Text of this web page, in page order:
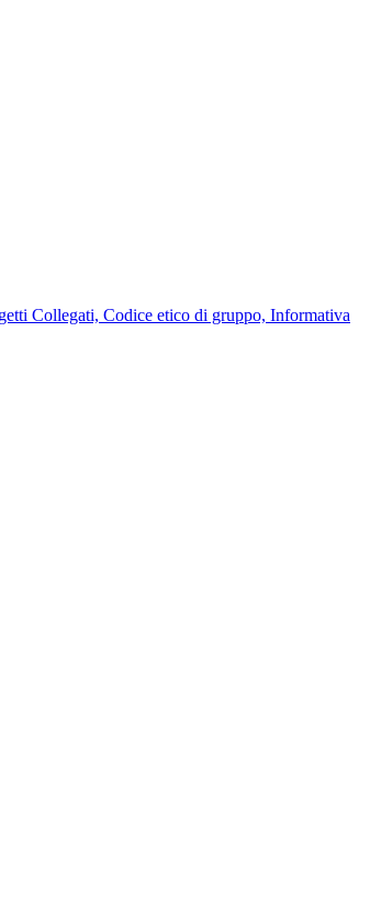
Collegati, Codice etico di gruppo, Informativa